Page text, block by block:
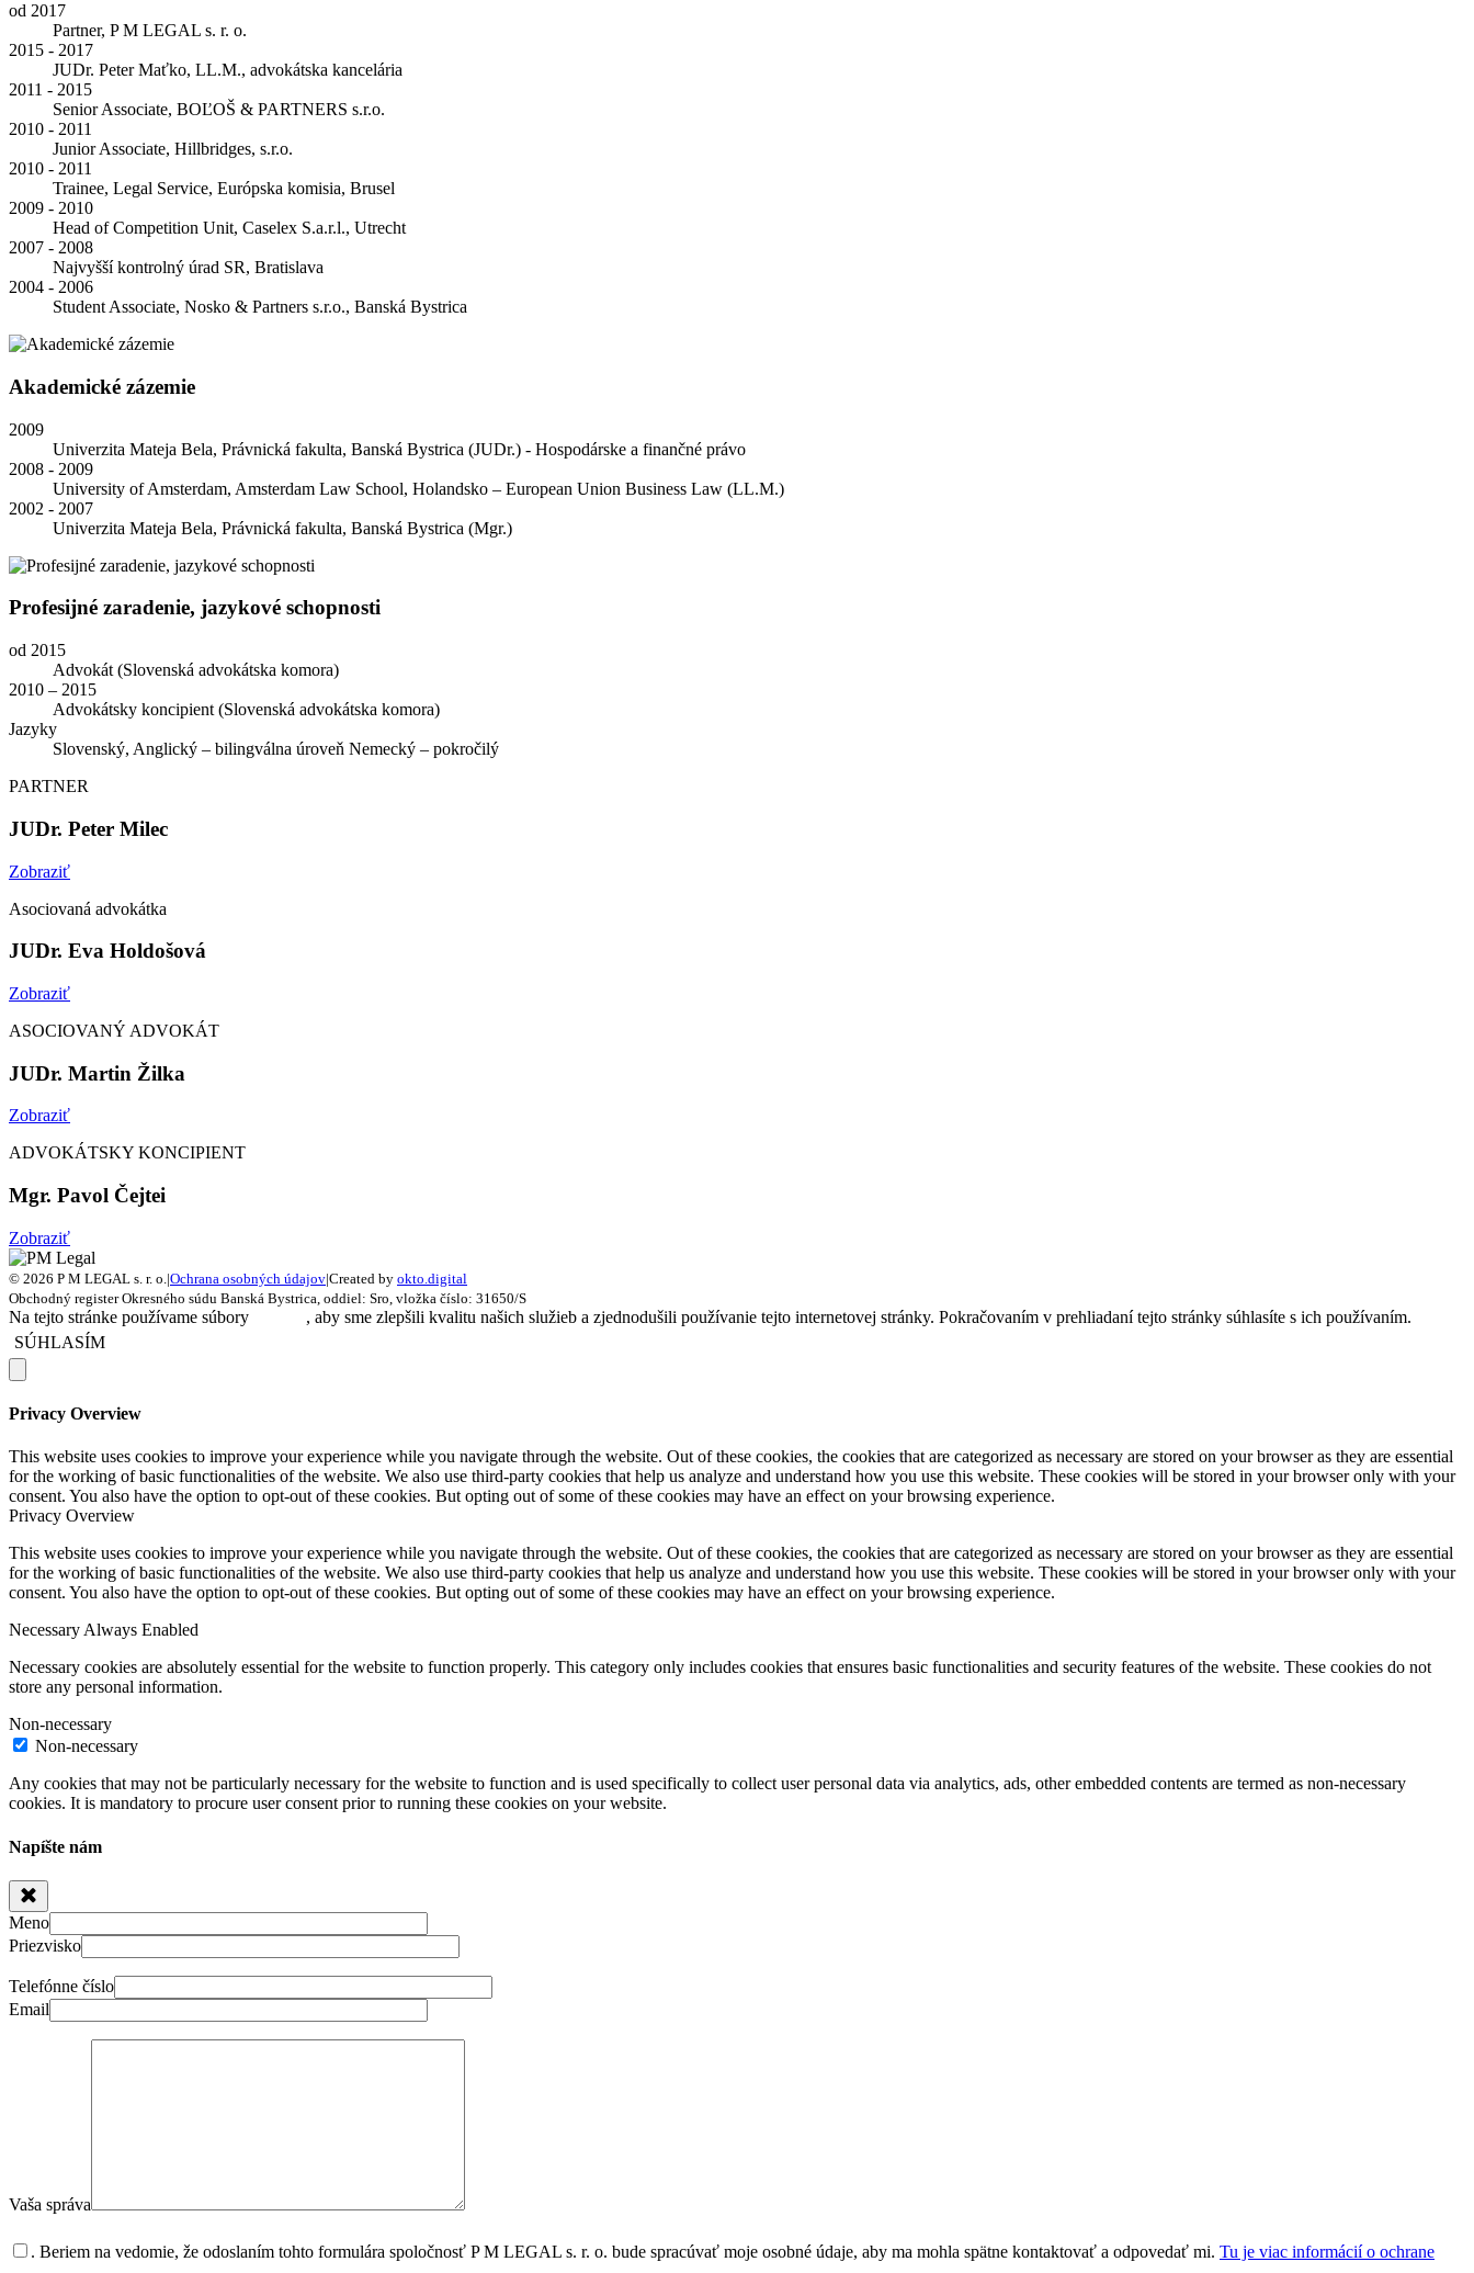
od 2017
Partner, P M LEGAL s. r. o.
2015 - 2017
JUDr. Peter Maťko, LL.M., advokátska kancelária
2011 - 2015
Senior Associate, BOĽOŠ & PARTNERS s.r.o.
2010 - 2011
Junior Associate, Hillbridges, s.r.o.
2010 - 2011
Trainee, Legal Service, Európska komisia, Brusel
2009 - 2010
Head of Competition Unit, Caselex S.a.r.l., Utrecht
2007 - 2008
Najvyšší kontrolný úrad SR, Bratislava
2004 - 2006
Student Associate, Nosko & Partners s.r.o., Banská Bystrica
Akademické zázemie
2009
Univerzita Mateja Bela, Právnická fakulta, Banská Bystrica (JUDr.) - Hospodárske a finančné právo
2008 - 2009
University of Amsterdam, Amsterdam Law School, Holandsko – European Union Business Law (LL.M.)
2002 - 2007
Univerzita Mateja Bela, Právnická fakulta, Banská Bystrica (Mgr.)
Profesijné zaradenie, jazykové schopnosti
od 2015
Advokát (Slovenská advokátska komora)
2010 – 2015
Advokátsky koncipient (Slovenská advokátska komora)
Jazyky
Slovenský, Anglický – bilingválna úroveň Nemecký – pokročilý
PARTNER
JUDr. Peter Milec
Zobraziť
Asociovaná advokátka
JUDr. Eva Holdošová
Zobraziť
ASOCIOVANÝ ADVOKÁT
JUDr. Martin Žilka
Zobraziť
ADVOKÁTSKY KONCIPIENT
Mgr. Pavol Čejtei
Zobraziť
© 2026 P M LEGAL s. r. o. |Ochrana osobných údajov|Created by okto.digital
Obchodný register Okresného súdu Banská Bystrica, oddiel: Sro, vložka číslo: 31650/S
Na tejto stránke používame súbory
, aby sme zlepšili kvalitu našich služieb a zjednodušili používanie tejto internetovej stránky. Pokračovaním v prehliadaní tejto stránky súhlasíte s ich používaním.
SÚHLASÍM
Privacy Overview
This website uses cookies to improve your experience while you navigate through the website. Out of these cookies, the cookies that are categorized as necessary are stored on your browser as they are essential
for the working of basic functionalities of the website. We also use third-party cookies that help us analyze and understand how you use this website. These cookies will be stored in your browser only with your
consent. You also have the option to opt-out of these cookies. But opting out of some of these cookies may have an effect on your browsing experience.
Privacy Overview
This website uses cookies to improve your experience while you navigate through the website. Out of these cookies, the cookies that are categorized as necessary are stored on your browser as they are essential
for the working of basic functionalities of the website. We also use third-party cookies that help us analyze and understand how you use this website. These cookies will be stored in your browser only with your
consent. You also have the option to opt-out of these cookies. But opting out of some of these cookies may have an effect on your browsing experience.
NecessaryAlways Enabled
Necessary cookies are absolutely essential for the website to function properly. This category only includes cookies that ensures basic functionalities and security features of the website. These cookies do not
store any personal information.
Non-necessary
Non-necessary
Any cookies that may not be particularly necessary for the website to function and is used specifically to collect user personal data via analytics, ads, other embedded contents are termed as non-necessary
cookies. It is mandatory to procure user consent prior to running these cookies on your website.
Napíšte nám
Meno
Priezvisko
Telefónne číslo
Email
Vaša správa
. Beriem na vedomie, že odoslaním tohto formulára spoločnosť P M LEGAL s. r. o. bude spracúvať moje osobné údaje, aby ma mohla spätne kontaktovať a odpovedať mi. Tu je viac informácií o ochrane